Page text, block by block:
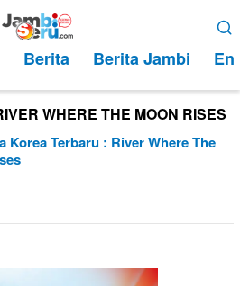
Berita Berita Jambi
WHERE THE MOON RISES
Korea Terbaru : River Where The